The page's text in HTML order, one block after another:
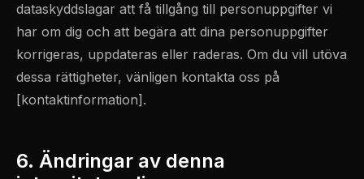
dataskyddslagar att få tillgång till personuppgifter vi
har om dig och att begära att dina personuppgifter
korrigeras, uppdateras eller raderas. Om du vill utöva
dessa rättigheter, vänligen kontakta oss på
[kontaktinformation].
6. Ändringar av denna